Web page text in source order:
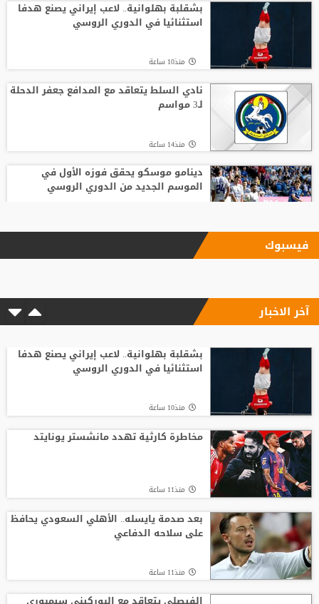
بشقلبة بهلوانية.. لاعب إيراني يصنع هدفا
استثنائيا في الدوري الروسي
منذ10 ساعة
نادي السلط يتعاقد مع المدافع جعفر الدحلة
لـ3 مواسم
منذ14 ساعة
دينامو موسكو يحقق فوزه الأول في
الموسم الجديد من الدوري الروسي
أبو جلبوش ينتقل إلى وفاق سطيف
سان جيرمان يخطف جوهرة ريال مدريد
خضيرة يفاجئ ريال مدريد
الأميرة آية بنت فيصل تتسلم جائزة التقدير
من الاتحاد الآسيوي للكرة الطائرة
فيسبوك
آخر الاخبار
بشقلبة بهلوانية.. لاعب إيراني يصنع هدفا
استثنائيا في الدوري الروسي
منذ10 ساعة
مخاطرة كارثية تهدد مانشستر يونايتد
منذ11 ساعة
بعد صدمة يايسله.. الأهلي السعودي يحافظ
على سلاحه الدفاعي
منذ11 ساعة